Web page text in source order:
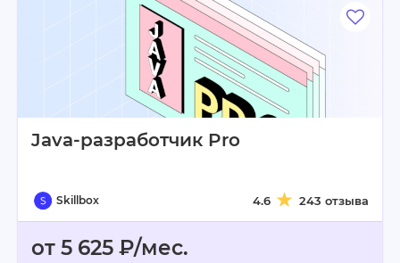
Java-разработчик Pro
Skillbox 4.6 243 отзыва
от 5 625 ₽/мес.